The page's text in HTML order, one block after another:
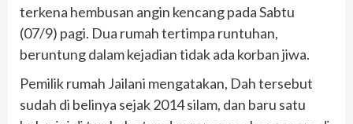
terkena hembusan angin kencang pada Sabtu
(07/9) pagi. Dua rumah tertimpa runtuhan,
beruntung dalam kejadian tidak ada korban jiwa.
Pemilik rumah Jailani mengatakan, Dah tersebut
sudah di belinya sejak 2014 silam, dan baru satu